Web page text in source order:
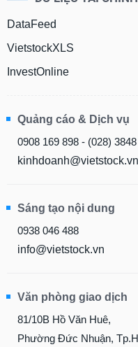
DataFeed
VietstockXLS
InvestOnline
Quảng cáo & Dịch vụ
0908 169 898 - (028)
kinhdoanh@vietstock.vn
Sáng tạo nội dung
0938 046 488
info@vietstock.vn
Văn phòng giao dịch
81/10B Hồ Văn Huê,
Phường Đức Nhuận,